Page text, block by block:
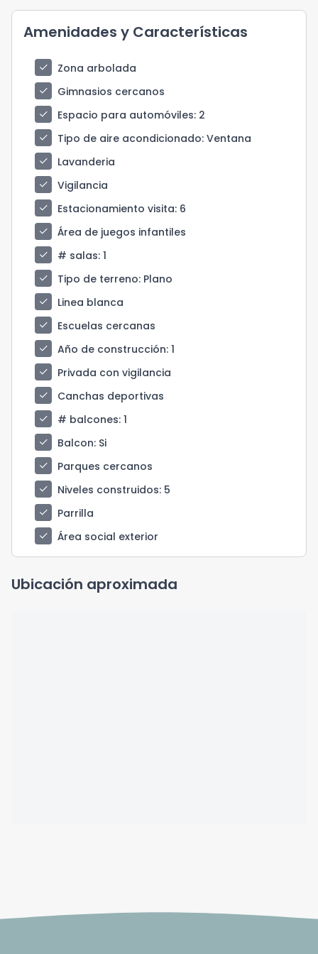
Amenidades y Características
check
Zona arbolada
check
Gimnasios cercanos
check
Espacio para automóviles: 2
check
Tipo de aire acondicionado: Ventana
check
Lavanderia
check
Vigilancia
check
Estacionamiento visita: 6
check
Área de juegos infantiles
check
# salas: 1
check
Tipo de terreno: Plano
check
Linea blanca
check
Escuelas cercanas
check
Año de construcción: 1
check
Privada con vigilancia
check
Canchas deportivas
check
# balcones: 1
check
Balcon: Si
check
Parques cercanos
check
Niveles construidos: 5
check
Parrilla
check
Área social exterior
Ubicación aproximada